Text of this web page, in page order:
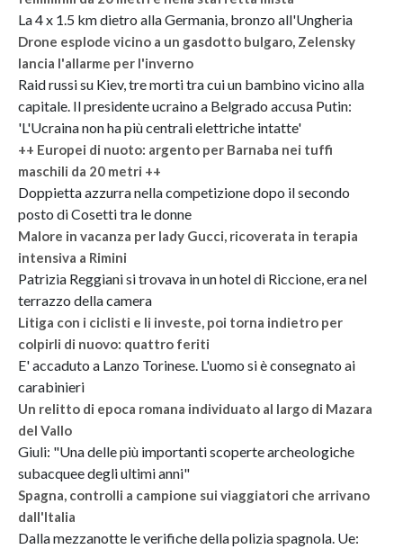
La 4 x 1.5 km dietro alla Germania, bronzo all'Ungheria
Drone esplode vicino a un gasdotto bulgaro, Zelensky
lancia l'allarme per l'inverno
Raid russi su Kiev, tre morti tra cui un bambino vicino alla
capitale. Il presidente ucraino a Belgrado accusa Putin:
'L'Ucraina non ha più centrali elettriche intatte'
++ Europei di nuoto: argento per Barnaba nei tuffi
maschili da 20 metri ++
Doppietta azzurra nella competizione dopo il secondo
posto di Cosetti tra le donne
Malore in vacanza per lady Gucci, ricoverata in terapia
intensiva a Rimini
Patrizia Reggiani si trovava in un hotel di Riccione, era nel
terrazzo della camera
Litiga con i ciclisti e li investe, poi torna indietro per
colpirli di nuovo: quattro feriti
E' accaduto a Lanzo Torinese. L'uomo si è consegnato ai
carabinieri
Un relitto di epoca romana individuato al largo di Mazara
del Vallo
Giuli: "Una delle più importanti scoperte archeologiche
subacquee degli ultimi anni"
Spagna, controlli a campione sui viaggiatori che arrivano
dall'Italia
Dalla mezzanotte le verifiche della polizia spagnola. Ue: